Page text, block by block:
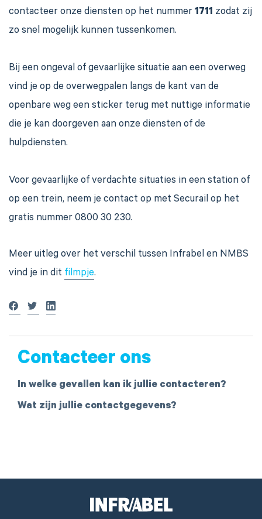
contacteer onze diensten op het nummer 1711 zodat zij
zo snel mogelijk kunnen tussenkomen.
Bij een ongeval of gevaarlijke situatie aan een overweg
vind je op de overwegpalen langs de kant van de
openbare weg een sticker terug met nuttige informatie
die je kan doorgeven aan onze diensten of de
hulpdiensten.
Voor gevaarlijke of verdachte situaties in een station of
op een trein, neem je contact op met Securail op het
gratis nummer 0800 30 230.
Meer uitleg over het verschil tussen Infrabel en NMBS
vind je in dit filmpje.
Contacteer ons
In welke gevallen kan ik jullie contacteren?
Wat zijn jullie contactgegevens?